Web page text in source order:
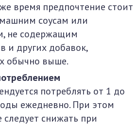
время предпочтение стоит
соусам или
не содержащим
и других добавок,
обычно выше.
потреблять от 1 до
ежедневно. При этом
следует снижать при